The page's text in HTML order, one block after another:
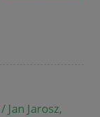
Jarosz,